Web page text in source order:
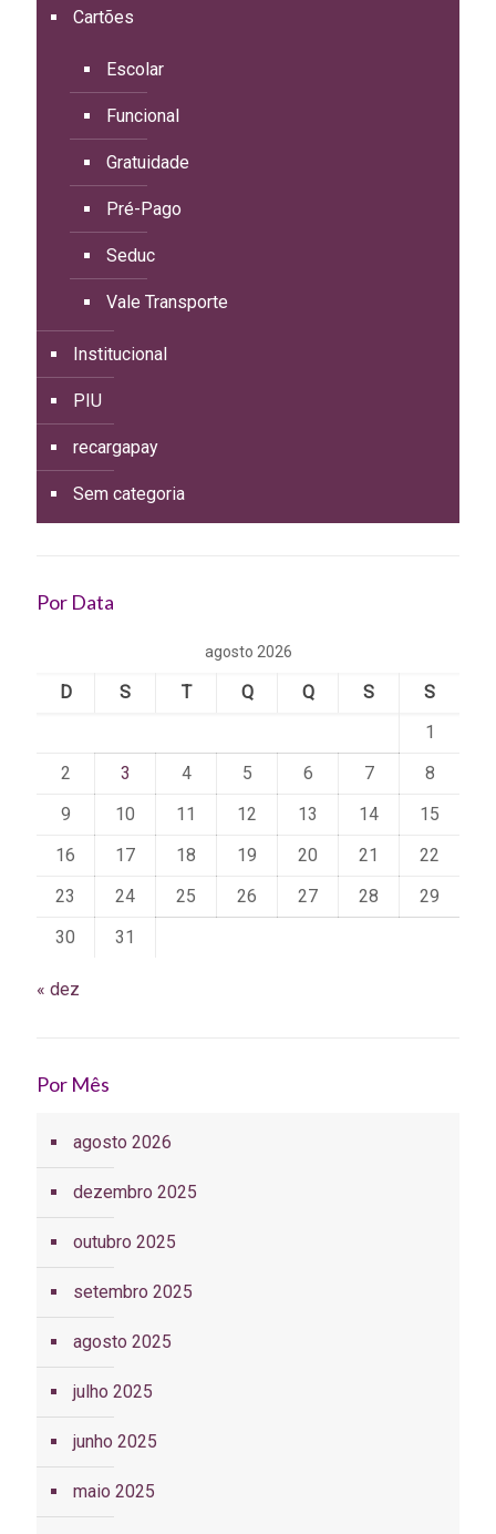
Cartões
Escolar
Funcional
Gratuidade
Pré-Pago
Seduc
Vale Transporte
Institucional
PIU
recargapay
Sem categoria
Por Data
agosto 2026
D S T Q Q S
S
1
2
3 4 5 6 7
8
9
10 11 12 13 14
15
16
17 18 19 20 21
22
23
24 25 26 27 28
29
30
31
« dez
Por Mês
agosto 2026
dezembro 2025
outubro 2025
setembro 2025
agosto 2025
julho 2025
junho 2025
maio 2025